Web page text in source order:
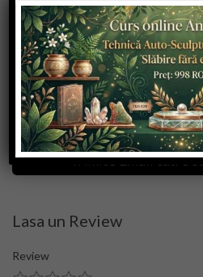
This page can't load Google
Do you own this website?
Trimite Email catre
Lasa un Review
Review